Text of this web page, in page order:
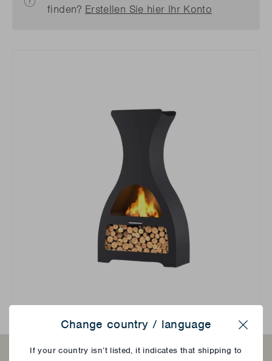
finden? Erstellen Sie hier Ihr Konto
Change country / language
If your country isn’t listed, it indicates that shipping to
Close